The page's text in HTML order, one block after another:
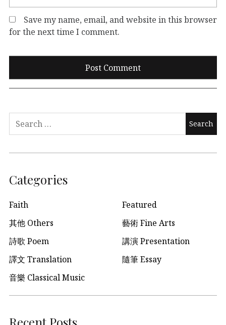
Save my name, email, and website in this browser
for the next time I comment.
Search
Categories
Faith
Featured
其他 Others
藝術 Fine Arts
詩歌 Poem
講演 Presentation
譯文 Translation
隨筆 Essay
音樂 Classical Music